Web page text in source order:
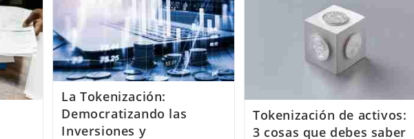
Descentralizar
Centralizar
En
Blockchain
La Tokenización:
Democratizando las
Inversiones y
Tokenización de activos:
3 cosas que debes saber